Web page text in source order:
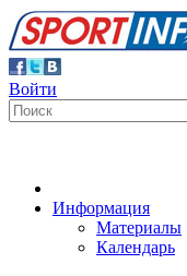
Войти
Информация
Материалы
Календарь